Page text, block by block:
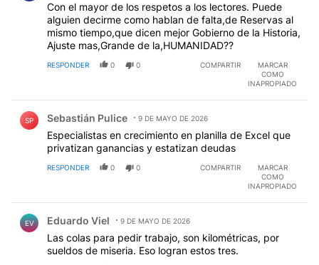
Con el mayor de los respetos a los lectores. Puede
alguien decirme como hablan de falta,de Reservas al
mismo tiempo,que dicen mejor Gobierno de la Historia,
Ajuste mas,Grande de la,HUMANIDAD??
RESPONDER 0 0 COMPARTIR
MARCAR
COMO
INAPROPIADO
SP Sebastián Pulice 9 DE MAYO DE 2026
Especialistas en crecimiento en planilla de Excel que
privatizan ganancias y estatizan deudas
RESPONDER 0 0 COMPARTIR
MARCAR
COMO
INAPROPIADO
EV Eduardo Viel 9 DE MAYO DE 2026
Las colas para pedir trabajo, son kilométricas, por
sueldos de miseria. Eso logran estos tres.